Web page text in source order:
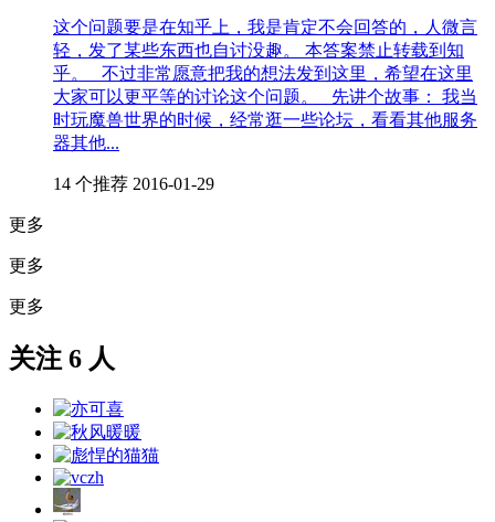
这个问题要是在知乎上，我是肯定不会回答的，人微言
轻，发了某些东西也自讨没趣。 本答案禁止转载到知
乎。 不过非常愿意把我的想法发到这里，希望在这里
大家可以更平等的讨论这个问题。 先讲个故事： 我当
时玩魔兽世界的时候，经常逛一些论坛，看看其他服务
器其他...
14 个推荐 2016-01-29
更多
更多
更多
关注 6 人